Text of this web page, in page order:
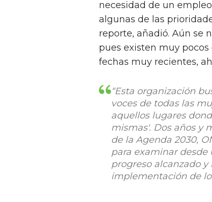
necesidad de un
algunas de las
reporte, añadió. Aún se
pues existen muy
fechas muy recientes,
“Esta organización
voces de todas las
aquellos lugares
mismas'. Dos años y
de la Agenda 2030,
para examinar
progreso alcanzado
implementación de